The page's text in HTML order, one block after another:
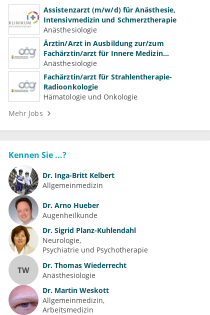
Assistenzarzt (m/w/d) für Anästhesie,
Intensivmedizin und Schmerztherapie
Anästhesiologie
Ärztin/Arzt in Ausbildung zur/zum
Fachärztin/arzt für Innere Medizin
(Kardiologie, Nephrologie, Intensivmedizin)
Anästhesiologie
Fachärztin/arzt für Strahlentherapie-
Radioonkologie
Hämatologie und Onkologie
Mehr Jobs
Kennen Sie ...?
Dr. Inga-Britt Kelbert
Allgemeinmedizin
Dr. Arno Hueber
Augenheilkunde
Dr. Sigrid Planz-Kuhlendahl
Neurologie
Psychiatrie und Psychotherapie
TW Dr. Thomas Wiederrecht
Anästhesiologie
Dr. Martin Weskott
Allgemeinmedizin
Arbeitsmedizin